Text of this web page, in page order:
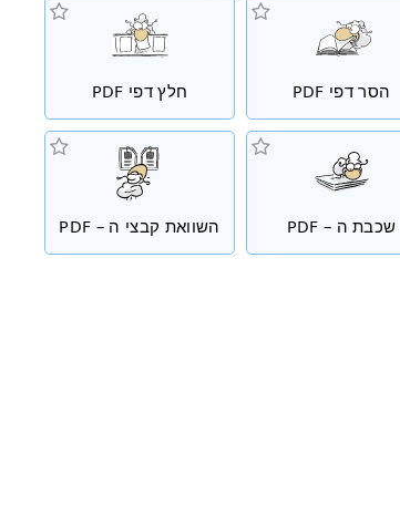
הסר דפי PDF חלץ דפי PDF
שכבת ה – PDF השוואת קבצי ה – PDF